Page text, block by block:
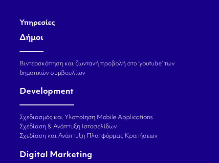
Υπηρεσίες
Δήμοι
Βιντεοσκόπηση και ζωντανή προβολή στο ‘youtube’ των
δημοτικών συμβουλίων
Development
Σχεδιασμός και Υλοποίηση Mobile Applications
Σχεδίαση & Ανάπτυξη Ιστοσελίδων
Σχεδίαση και Ανάπτυξη Πλατφόρμας Κρατήσεων
Digital Marketing